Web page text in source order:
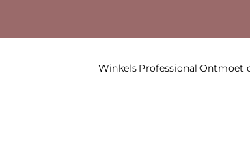
Winkels Professional Ontmoet